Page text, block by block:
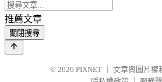
推薦文章
關閉搜尋
© 2026 PIXNET
文章與圖片權